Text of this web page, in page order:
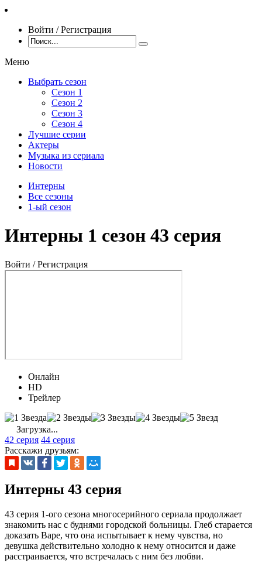
Войти / Регистрация
Меню
Выбрать сезон
Сезон 1
Сезон 2
Сезон 3
Сезон 4
Лучшие серии
Актеры
Музыка из сериала
Новости
Интерны
Все сезоны
1-ый сезон
Интерны 1 сезон 43 серия
Войти / Регистрация
Онлайн
HD
Трейлер
Загрузка...
42 серия 44 серия
Расскажи друзьям:
Интерны 43 серия
43 серия 1-ого сезона многосерийного сериала продолжает
знакомить нас с буднями городской больницы. Глеб старается
доказать Варе, что она испытывает к нему чувства, но
девушка действительно холодно к нему относится и даже
расстраивается, что встречалась с ним без любви.